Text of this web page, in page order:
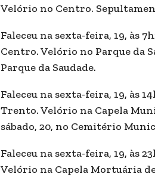
Velório no Centro.
Faleceu na sexta-feira, 19, às
Centro. Velório no Parque da
Parque da Saudade.
Faleceu na sexta-feira, 19, às
Trento. Velório na Capela
sábado, 20, no Cemitério
Faleceu na sexta-feira, 19, às
Velório na Capela Mortuária